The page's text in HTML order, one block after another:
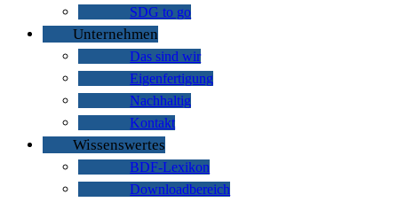
SDG to go
Unternehmen
Das sind wir
Eigenfertigung
Nachhaltig
Kontakt
Wissenswertes
BDF-Lexikon
Downloadbereich